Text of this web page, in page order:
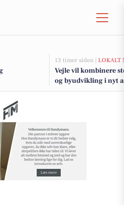
13 timer siden | LOKALT
Vejle vil kombinere
og byudvikling i nyt
fjorden
de næste 20 år med skin longevity